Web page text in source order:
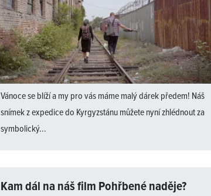
Vánoce se blíží a my pro vás máme malý dárek předem! Náš
snímek z expedice do Kyrgyzstánu můžete nyní zhlédnout za
symbolický...
Kam dál na náš film Pohřbené naděje?